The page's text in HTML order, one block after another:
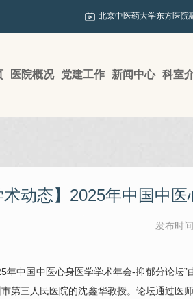
北京中医药大学东方医院
医院概况 党建工作 新闻中心 科室
术动态】2025年中国中
发布时
年中国中医心身医学学术年会-抑郁分论坛
第三人民医院的沈鑫华教授。论坛通过医